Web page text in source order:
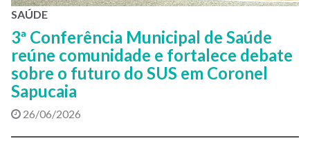
SAÚDE
3ª Conferência Municipal de Saúde
reúne comunidade e fortalece debate
sobre o futuro do SUS em Coronel
Sapucaia
26/06/2026